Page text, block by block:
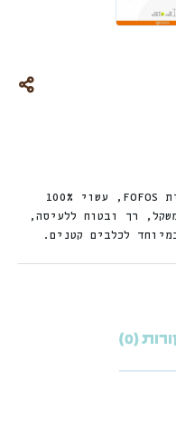
צעצוע לטקס בצורת דוב לכלבים מבית FOFOS, עשוי 100%
רך ובטוח ללעיסה,
לכלבים קטנים.
(0)